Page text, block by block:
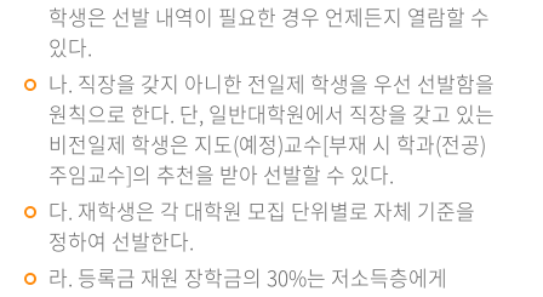
학생은 선발 내역이 필요한 경우 언제든지 열람할 수
있다.
나. 직장을 갖지 아니한 전일제 학생을 우선 선발함을
원칙으로 한다. 단, 일반대학원에서 직장을 갖고 있는
비전일제 학생은 지도(예정)교수[부재 시 학과(전공)
주임교수]의 추천을 받아 선발할 수 있다.
다. 재학생은 각 대학원 모집 단위별로 자체 기준을
정하여 선발한다.
라. 등록금 재원 장학금의 30%는 저소득층에게